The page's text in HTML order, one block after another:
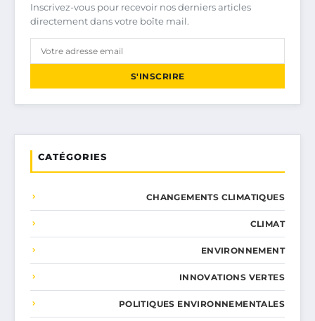
Inscrivez-vous pour recevoir nos derniers articles
directement dans votre boîte mail.
S'INSCRIRE
CATÉGORIES
CHANGEMENTS CLIMATIQUES
CLIMAT
ENVIRONNEMENT
INNOVATIONS VERTES
POLITIQUES ENVIRONNEMENTALES